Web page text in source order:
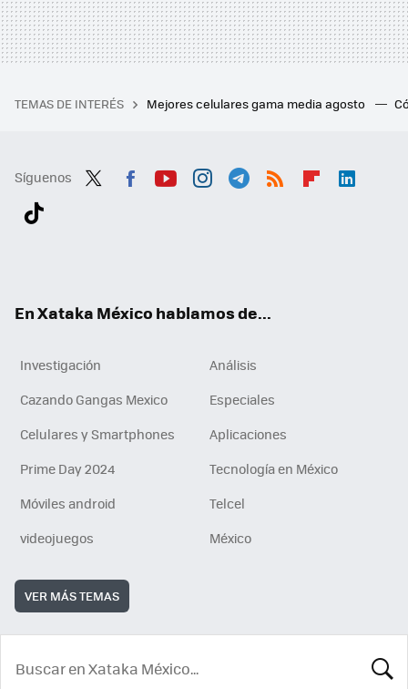
TEMAS DE INTERÉS Mejores celulares gama media agosto
Síguenos
En Xataka México hablamos de...
Investigación
Análisis
Cazando Gangas Mexico
Especiales
Celulares y Smartphones
Aplicaciones
Prime Day 2024
Tecnología en México
Móviles android
Telcel
videojuegos
México
VER MÁS TEMAS